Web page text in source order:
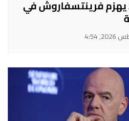
يهزم فرينتسفاروش في